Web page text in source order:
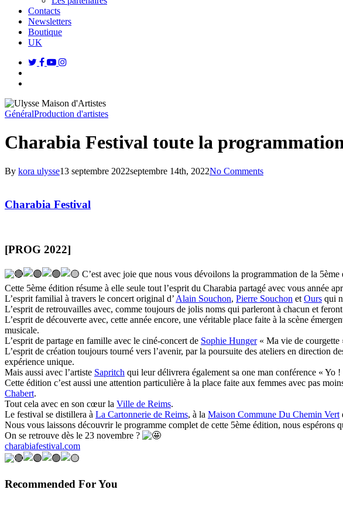
Contacts
Newsletters
Boutique
UK
twitterfacebook
youtubeinstagram
GénéralProduction d'artistes
Charabia Festival toute la
By kora ulysse13 septembre 2022septembre 14th, 2022No Comments
Charabia Festival
[PROG 2022]
C’est avec joie que nous vous dévoilons la programmation de la 5ème
Cette 5ème édition résume à elle seule tout l’esprit du Charabia partagé avec vous année
L’esprit familial à travers le concert original d’ Alain Souchon, Pierre Souchon et Ours qui
L’esprit de retrouvailles avec, comme toujours de jolis noms qui parleront à chacun et
L’esprit de découverte avec, cette année encore, une véritable place faite à la scène
musicale.
L’esprit de partage en famille avec le ciné-concert de Sophie Hunger« Ma vie de courgette
L’esprit de création toujours tourné vers l’avenir, par la poursuite des ateliers en direction
expérience unique.
Mais aussi avec l’artiste Sapritch qui leur délivrera également sa one man conférence « Yo
Cette édition c’est aussi une attention particulière à la place faite aux femmes avec pas
Chabert.
Tout cela avec en son cœur la Ville de Reims.
Le festival se distillera à La Cartonnerie de Reims, à la Maison Commune Du Chemin Vert
Nous vous laissons découvrir le programme complet de cette 5ème édition, nous espérons
On se retrouve dès le 23 novembre ?
charabiafestival.com
Recommended For You